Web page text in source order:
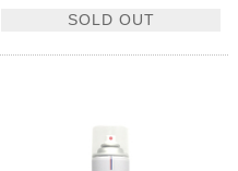
SOLD OUT